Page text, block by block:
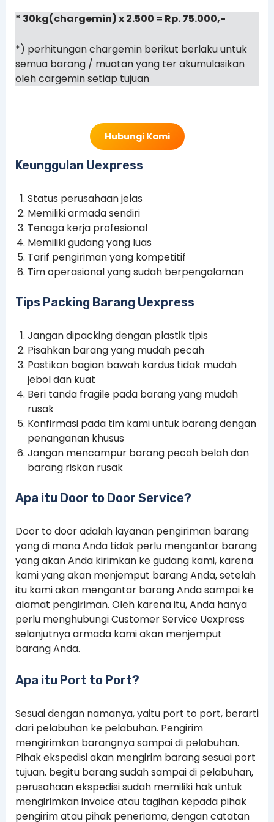
* 30kg(chargemin) x 2.500 = Rp. 75.000,-
*) perhitungan chargemin berikut berlaku untuk
semua barang / muatan yang ter akumulasikan
oleh cargemin setiap tujuan
Hubungi Kami
Keunggulan Uexpress
Status perusahaan jelas
Memiliki armada sendiri
Tenaga kerja profesional
Memiliki gudang yang luas
Tarif pengiriman yang kompetitif
Tim operasional yang sudah berpengalaman
Tips Packing Barang Uexpress
Jangan dipacking dengan plastik tipis
Pisahkan barang yang mudah pecah
Pastikan bagian bawah kardus tidak mudah
jebol dan kuat
Beri tanda fragile pada barang yang mudah
rusak
Konfirmasi pada tim kami untuk barang dengan
penanganan khusus
Jangan mencampur barang pecah belah dan
barang riskan rusak
Apa itu Door to Door Service?
Door to door adalah layanan pengiriman barang
yang di mana Anda tidak perlu mengantar barang
yang akan Anda kirimkan ke gudang kami, karena
kami yang akan menjemput barang Anda, setelah
itu kami akan mengantar barang Anda sampai ke
alamat pengiriman. Oleh karena itu, Anda hanya
perlu menghubungi Customer Service Uexpress
selanjutnya armada kami akan menjemput
barang Anda.
Apa itu Port to Port?
Sesuai dengan namanya, yaitu port to port, berarti
dari pelabuhan ke pelabuhan. Pengirim
mengirimkan barangnya sampai di pelabuhan.
Pihak ekspedisi akan mengirim barang sesuai port
tujuan. begitu barang sudah sampai di pelabuhan,
perusahaan ekspedisi sudah memiliki hak untuk
mengirimkan invoice atau tagihan kepada pihak
pengirim atau pihak peneriama, dengan catatan